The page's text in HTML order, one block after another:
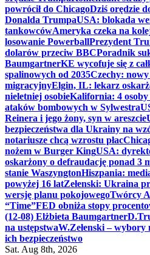
powrócił do ChicagoDziś orędzie
Donalda TrumpaUSA: blokada
tankowcówAmeryka czeka na
losowanie PowerballPrezydent
dolarów przeciw BBCPoradnik
BaumgartnerKE wycofuje się z
spalinowych od 2035Czechy:
migracyjnyElgin, IL: lekarz
nieletniej osobieKalifornia: 4 osoby
ataków bombowych w Sylwestra
Reinera i jego żony, syn w areszcie
bezpieczeństwa dla Ukrainy na
notariusze chcą wzrostu płac
nożem w Burger KingUSA:
oskarżony o defraudację ponad 3
stanie WaszyngtonHiszpania:
powyżej 16 latZełenski: Ukraina
wersję planu pokojowegoTwórcy
“Time”FED obniża stopy
(12-08) Elżbieta Baumgartner
na ustępstwaW.Zełenski – wybory
ich bezpieczeństwo
Sat. Aug 8th, 2026